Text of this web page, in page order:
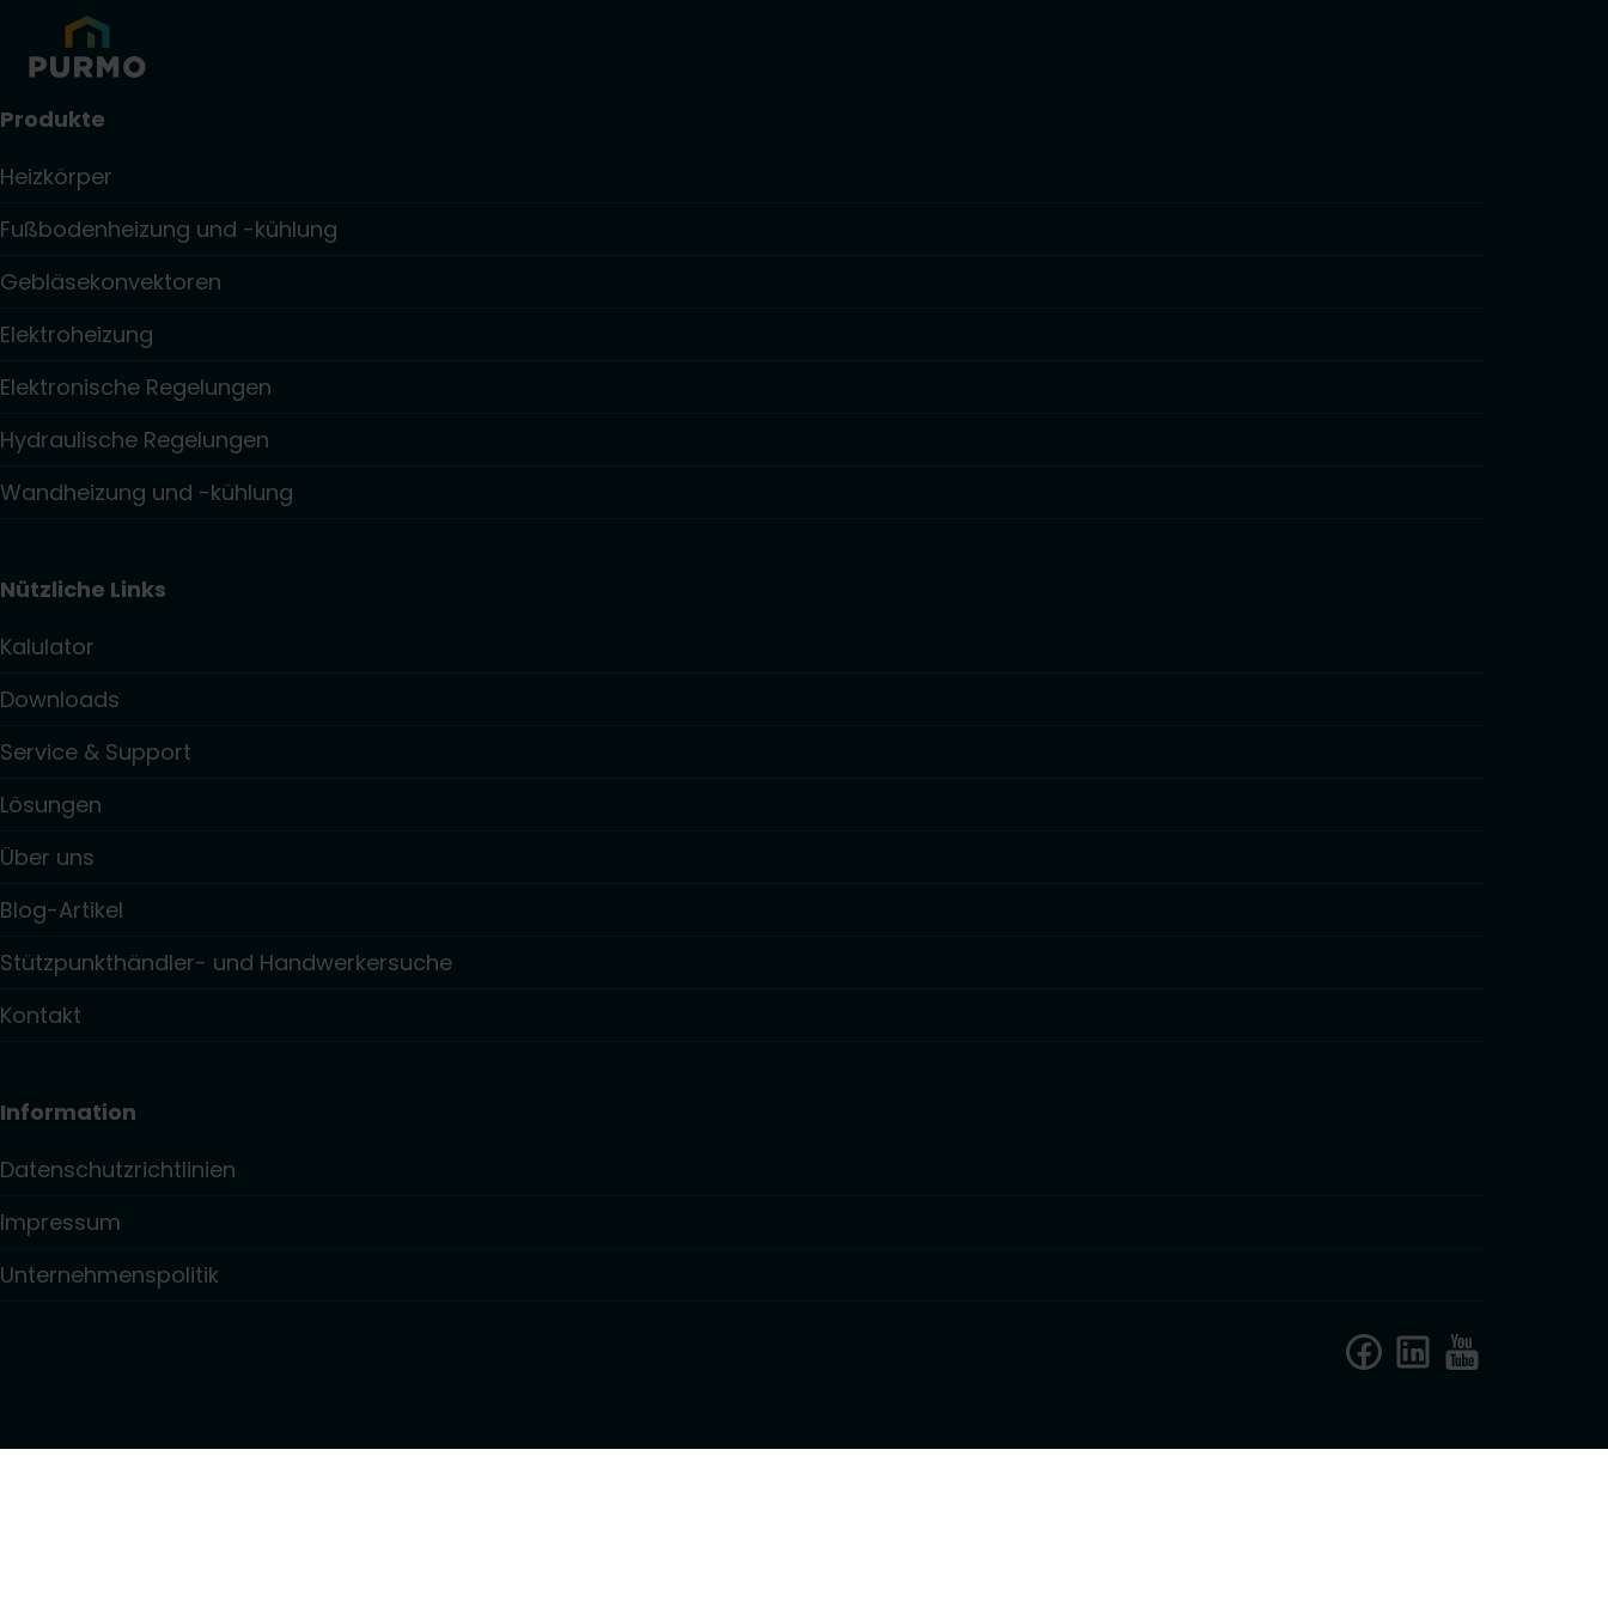
Produkte
Heizkörper
Fußbodenheizung und -kühlung
Gebläsekonvektoren
Elektroheizung
Elektronische Regelungen
Hydraulische Regelungen
Wandheizung und -kühlung
Nützliche Links
Kalulator
Downloads
Service & Support
Lösungen
Über uns
Blog-Artikel
Stützpunkthändler- und Handwerkersuche
Kontakt
Information
Datenschutzrichtlinien
Impressum
Unternehmenspolitik